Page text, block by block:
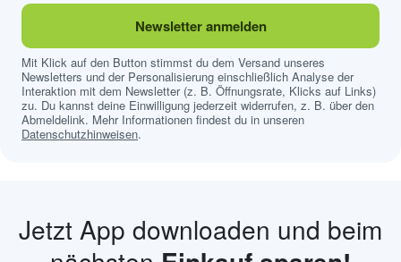
Newsletter anmelden
Mit Klick auf den Button stimmst du dem Versand unseres
Newsletters und der Personalisierung einschließlich Analyse der
Interaktion mit dem Newsletter (z. B. Öffnungsrate, Klicks auf Links)
zu. Du kannst deine Einwilligung jederzeit widerrufen, z. B. über den
Abmeldelink. Mehr Informationen findest du in unseren
Datenschutzhinweisen.
Jetzt App downloaden und beim